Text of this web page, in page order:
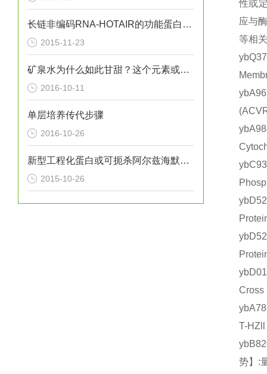
长链非编码RNA-HOTAIR的功能蛋白质组学的研究
2015-11-23
矿泉水为什么如此甘甜？这个元素或许给出了答案
2016-10-11
单层培养传代步骤
2016-10-26
新型工程化蛋白或可扼杀阿尔兹海默氏症
2015-10-26
性或
应与
等相
T-
势】: